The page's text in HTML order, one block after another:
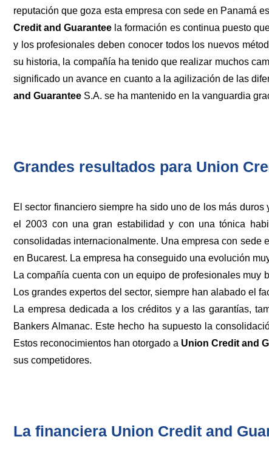
reputación que goza esta empresa con sede en Panamá
Credit and Guarantee la formación es continua puesto
y los profesionales deben conocer todos los nuevos
su historia, la compañía ha tenido que realizar muchos
significado un avance en cuanto a la agilización de las
and Guarantee S.A. se ha mantenido en la vanguardia
Grandes resultados para Union
El sector financiero siempre ha sido uno de los más
el 2003 con una gran estabilidad y con una tónica
consolidadas internacionalmente. Una empresa con sede
en Bucarest. La empresa ha conseguido una evolución
La compañía cuenta con un equipo de profesionales
Los grandes expertos del sector, siempre han alabado el
La empresa dedicada a los créditos y a las garantías,
Bankers Almanac. Este hecho ha supuesto la
Estos reconocimientos han otorgado a Union Credit and
sus competidores.
La financiera Union Credit and